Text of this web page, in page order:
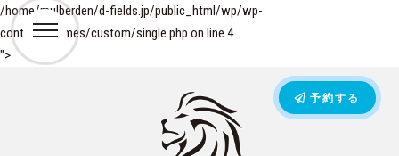
/home/mulberden/d-fields.jp/public_html/wp/wp-
content/themes/custom/single.php on line 4
">
予約する